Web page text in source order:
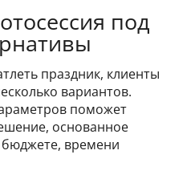
под
праздник, клиенты
вариантов.
поможет
основанное
времени